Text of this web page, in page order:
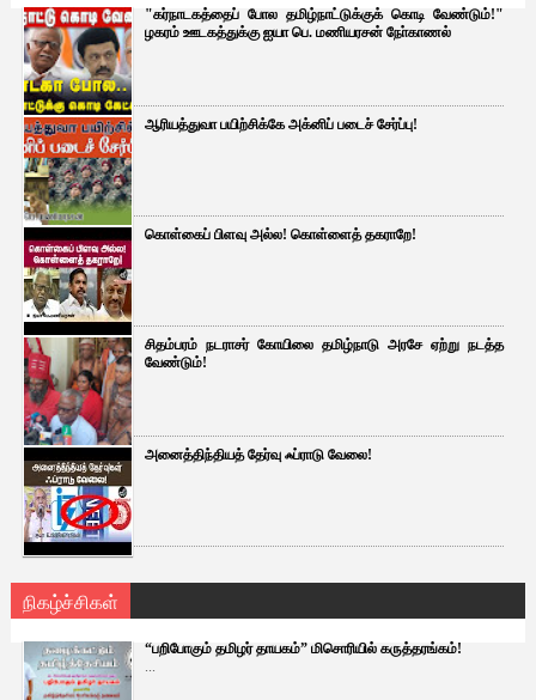
"கர்நாடகத்தைப் போல தமிழ்நாட்டுக்குக் கொடி வேண்டும்!"
ழகரம் ஊடகத்துக்கு ஐயா பெ. மணியரசன் நோ்காணல்
ஆரியத்துவா பயிற்சிக்கே அக்னிப் படைச் சேர்ப்பு!
கொள்கைப் பிளவு அல்ல! கொள்ளைத் தகராறே!
சிதம்பரம் நடராசர் கோயிலை தமிழ்நாடு அரசே ஏற்று நடத்த
வேண்டும்!
அனைத்திந்தியத் தேர்வு ஃப்ராடு வேலை!
நிகழ்ச்சிகள்
“பறிபோகும் தமிழர் தாயகம்” மிசொரியில் கருத்தரங்கம்!
...